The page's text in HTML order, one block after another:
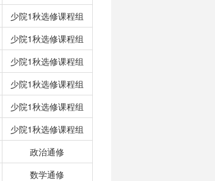
少院1秋选修课程组
少院1秋选修课程组
少院1秋选修课程组
少院1秋选修课程组
少院1秋选修课程组
少院1秋选修课程组
政治通修
数学通修